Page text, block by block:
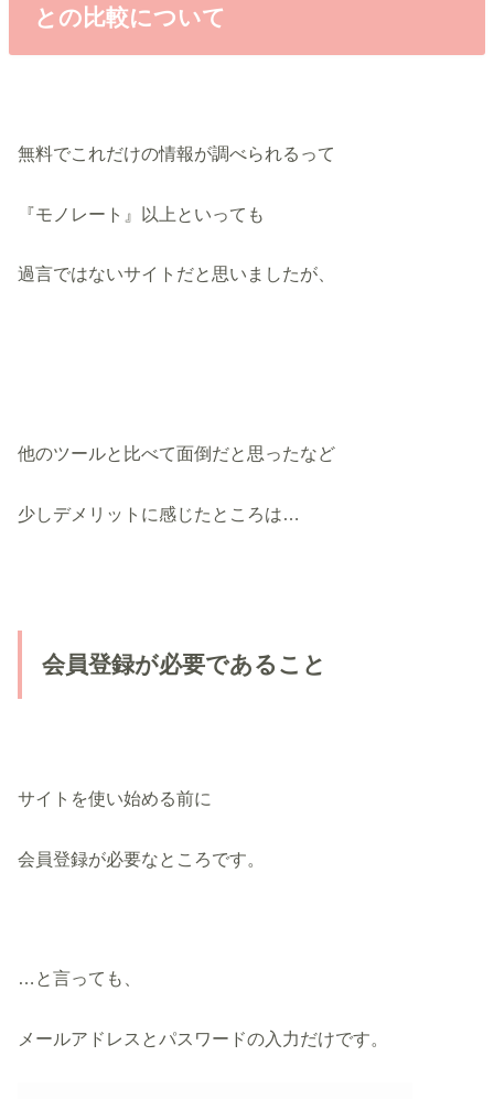
との比較について
無料でこれだけの情報が調べられるって
『モノレート』以上といっても
過言ではないサイトだと思いましたが、
他のツールと比べて面倒だと思ったなど
少しデメリットに感じたところは…
会員登録が必要であること
サイトを使い始める前に
会員登録が必要なところです。
…と言っても、
メールアドレスとパスワードの入力だけです。